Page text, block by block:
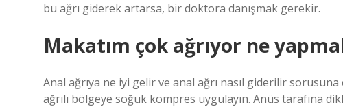
bu ağrı giderek artarsa, bir doktora danışmak gerekir.
Makatım çok ağrıyor ne
Anal ağrıya ne iyi gelir ve anal ağrı nasıl giderilir
ağrılı bölgeye soğuk kompres uygulayın. Anüs tarafına